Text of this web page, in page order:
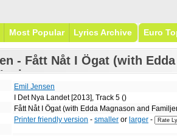
Most Popular Lyrics Archive Euro
- Fått Nåt I Ögat (with
Emil Jensen
I Det Nya Landet [2013], Track 5 ()
Fått Nåt I Ögat (with Edda Magnason and
Printer friendly version - smaller or larger -